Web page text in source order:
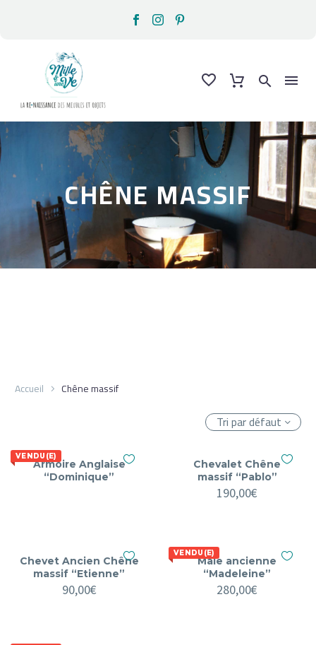
CHÊNE MASSIF
Accueil Chêne massif
Tri par défaut
VENDU(E)
Armoire Anglaise
“Dominique”
Chevalet Chêne
massif “Pablo”
190,00€
Chevet Ancien Chêne
massif “Etienne”
90,00€
VENDU(E)
Maie ancienne
“Madeleine”
280,00€